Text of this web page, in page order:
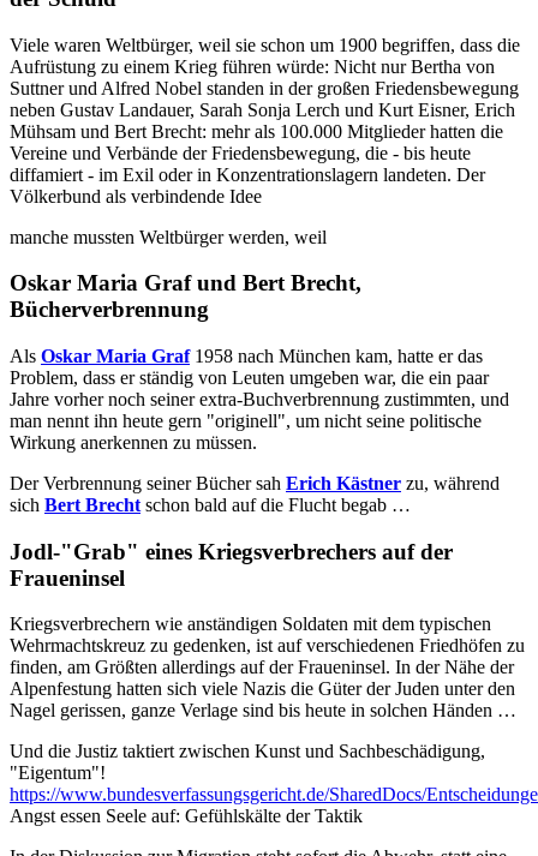
Viele waren Weltbürger, weil sie schon um 1900 begriffen, dass die
Aufrüstung zu einem Krieg führen würde: Nicht nur Bertha von
Suttner und Alfred Nobel standen in der großen Friedensbewegung
neben Gustav Landauer, Sarah Sonja Lerch und Kurt Eisner, Erich
Mühsam und Bert Brecht: mehr als 100.000 Mitglieder hatten die
Vereine und Verbände der Friedensbewegung, die - bis heute
diffamiert - im Exil oder in Konzentrationslagern landeten. Der
Völkerbund als verbindende Idee
manche mussten Weltbürger werden, weil
Oskar Maria Graf und Bert Brecht,
Bücherverbrennung
Als Oskar Maria Graf1958 nach München kam, hatte er das
Problem, dass er ständig von Leuten umgeben war, die ein paar
Jahre vorher noch seiner extra-Buchverbrennung zustimmten, und
man nennt ihn heute gern "originell", um nicht seine politische
Wirkung anerkennen zu müssen.
Der Verbrennung seiner Bücher sah Erich Kästner zu, während
sich Bert Brecht schon bald auf die Flucht begab …
Jodl-"Grab" eines Kriegsverbrechers auf der
Fraueninsel
Kriegsverbrechern wie anständigen Soldaten mit dem typischen
Wehrmachtskreuz zu gedenken, ist auf verschiedenen Friedhöfen zu
finden, am Größten allerdings auf der Fraueninsel. In der Nähe der
Alpenfestung hatten sich viele Nazis die Güter der Juden unter den
Nagel gerissen, ganze Verlage sind bis heute in solchen Händen …
Und die Justiz taktiert zwischen Kunst und Sachbeschädigung,
"Eigentum"!
https://www.bundesverfassungsgericht.de/SharedDocs/
Angst essen Seele auf: Gefühlskälte der Taktik